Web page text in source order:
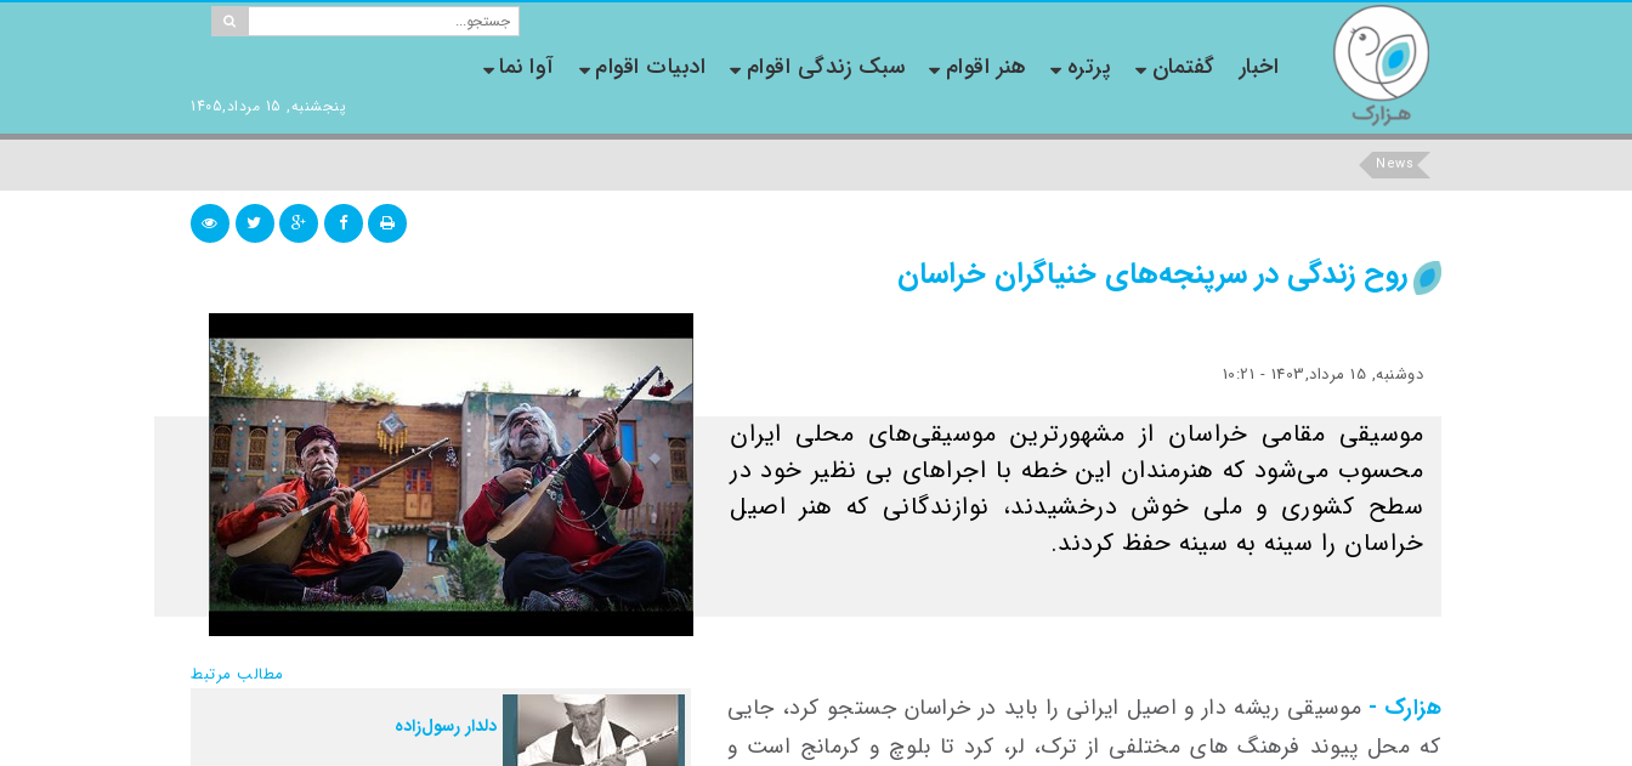
پنجشنبه, 15 مرداد,1405
اخبار گفتمان پرتره هنر اقوام سبک زندگی اقوام ادبیات اقوام آوا نما
News
روح زندگی در سرپنجه‌های خنیاگران خراسان
دوشنبه, 15 مرداد,1403 - 10:21
موسیقی مقامی خراسان از مشهورترین موسیقی‌های محلی ایران
محسوب می‌شود که هنرمندان این خطه با اجراهای بی نظیر خود در
سطح کشوری و ملی خوش درخشیدند، نوازندگانی که هنر اصیل
خراسان را سینه به سینه حفظ کردند.
هزارک - موسیقی ریشه دار و اصیل ایرانی را باید در خراسان جستجو کرد، جایی
که محل پیوند فرهنگ های مختلفی از ترک، لر، کرد تا بلوچ و کرمانج است و
مطالب مرتبط
دلدار رسول‌زاده